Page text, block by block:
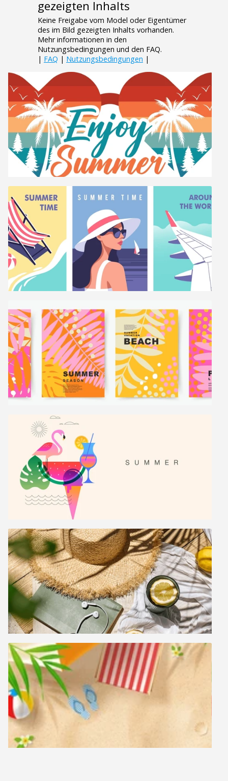
gezeigten Inhalts
Keine Freigabe vom Model oder Eigentümer
des im Bild gezeigten Inhalts vorhanden.
Mehr informationen in den
Nutzungsbedingungen und den FAQ.
| FAQ | Nutzungsbedingungen |